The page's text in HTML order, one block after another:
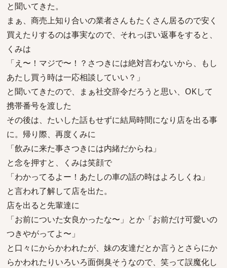
と聞いてきた。
まぁ、商売上知り合いの業者さんもたくさん居るので安く
買えたりするのは事実なので、それっぽい返事をすると、
くみは
「え〜！マジで〜！？さつきには絶対言わないから、もし
あたし買う時は一応相談していい？」
と聞いてきたので、まぁ社交辞令だろうと思い、OKして
携帯番号を渡した
その後は、たいした話もせずに結局時間になり店を出る事
に。帰り際、再度くみに
「飲みに来た事さつきには内緒だからね」
と念を押すと、くみは笑顔で
「わかってるよー！あたしの車の話の時はよろしくね」
と言われ了解して店を出た。
店を出ると先輩達に
「お前についた女良かったな〜」とか「お前だけ可愛いの
つきやがってよ〜」
と口々にからかわれたが、妹の友達だとか言うとさらにか
らかわれたりいろいろ面倒臭そうなので、笑って誤魔化し